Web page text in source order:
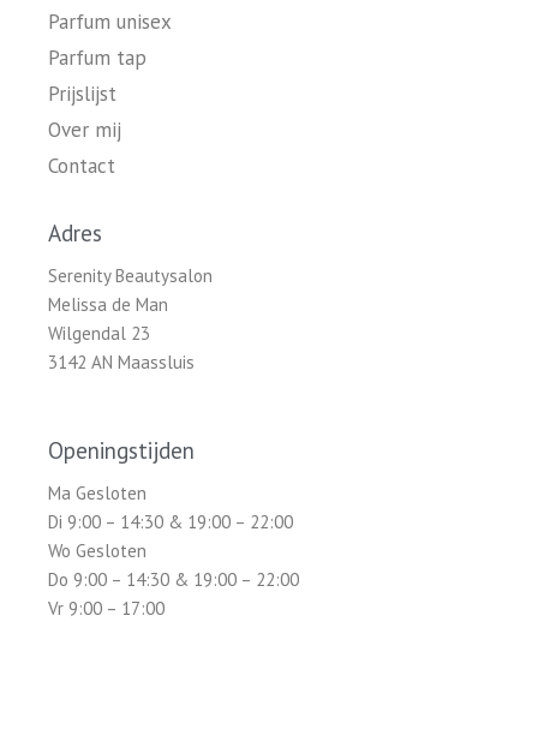
Parfum unisex
Parfum tap
Prijslijst
Over mij
Contact
Adres
Serenity Beautysalon
Melissa de Man
Wilgendal 23
3142 AN Maassluis
Openingstijden
Ma Gesloten
Di 9:00 – 14:30 & 19:00 – 22:00
Wo Gesloten
Do 9:00 – 14:30 & 19:00 – 22:00
Vr 9:00 – 17:00